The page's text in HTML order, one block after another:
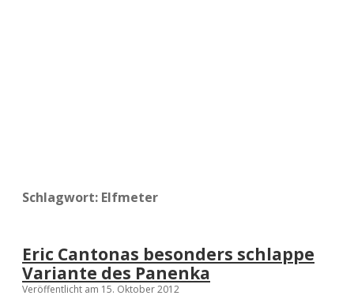
Schlagwort: Elfmeter
Eric Cantonas besonders schlappe
Variante des Panenka
Veröffentlicht am 15. Oktober 2012